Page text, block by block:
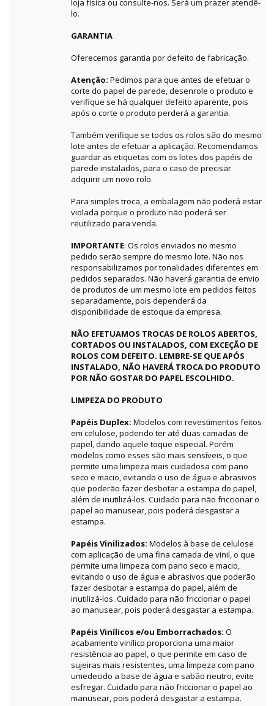
lo.
GARANTIA
Oferecemos garantia por defeito de fabricação.
Atenção: Pedimos para que antes de efetuar o
corte do papel de parede, desenrole o produto e
verifique se há qualquer defeito aparente, pois
após o corte o produto perderá a garantia.
Também verifique se todos os rolos são do mesmo
lote antes de efetuar a aplicação. Recomendamos
guardar as etiquetas com os lotes dos papéis de
parede instalados, para o caso de precisar
adquirir um novo rolo.
Para simples troca, a embalagem não poderá estar
violada porque o produto não poderá ser
reutilizado para venda.
IMPORTANTE: Os rolos enviados no mesmo
pedido serão sempre do mesmo lote. Não nos
responsabilizamos por tonalidades diferentes em
pedidos separados. Não haverá garantia de envio
de produtos de um mesmo lote em pedidos feitos
separadamente, pois dependerá da
disponibilidade de estoque da empresa.
NÃO EFETUAMOS TROCAS DE ROLOS ABERTOS,
CORTADOS OU INSTALADOS, COM EXCEÇÃO DE
ROLOS COM DEFEITO. LEMBRE-SE QUE APÓS
INSTALADO, NÃO HAVERÁ TROCA DO PRODUTO
POR NÃO GOSTAR DO PAPEL ESCOLHIDO.
LIMPEZA DO PRODUTO
Papéis Duplex: Modelos com revestimentos feitos
em celulose, podendo ter até duas camadas de
papel, dando aquele toque especial. Porém
modelos como esses são mais sensíveis, o que
permite uma limpeza mais cuidadosa com pano
seco e macio, evitando o uso de água e abrasivos
que poderão fazer desbotar a estampa do papel,
além de inutilizá-los. Cuidado para não friccionar o
papel ao manusear, pois poderá desgastar a
estampa.
Papéis Vinilizados: Modelos à base de celulose
com aplicação de uma fina camada de vinil, o que
permite uma limpeza com pano seco e macio,
evitando o uso de água e abrasivos que poderão
fazer desbotar a estampa do papel, além de
inutilizá-los. Cuidado para não friccionar o papel
ao manusear, pois poderá desgastar a estampa.
Papéis Vinílicos e/ou Emborrachados: O
acabamento vinílico proporciona uma maior
resistência ao papel, o que permite em caso de
sujeiras mais resistentes, uma limpeza com pano
umedecido a base de água e sabão neutro, evite
esfregar. Cuidado para não friccionar o papel ao
manusear, pois poderá desgastar a estampa.